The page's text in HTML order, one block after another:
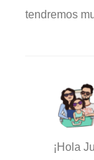
tendremos
¡Hola